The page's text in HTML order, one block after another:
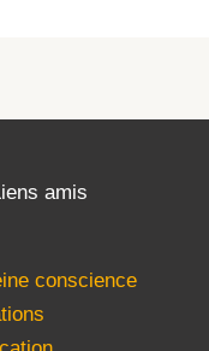
amis
conscience